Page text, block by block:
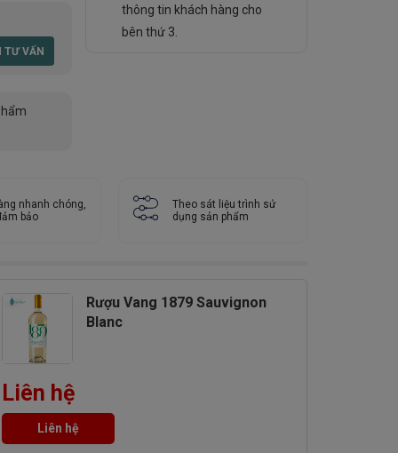
thông tin khách hàng cho
bên thứ 3.
nhanh chóng,
bảo
Theo sát liệu trình sử
dụng sản phẩm
Rượu Vang 1879 Sauvignon
Blanc
Liên hệ
Liên hệ